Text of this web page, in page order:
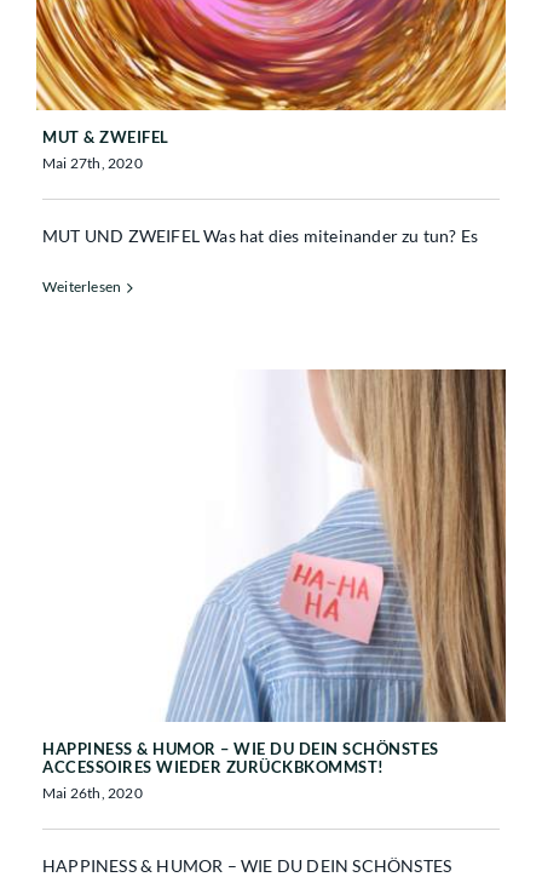
MUT & ZWEIFEL
Mai 27th, 2020
MUT UND ZWEIFEL Was hat dies miteinander zu tun? Es
Weiterlesen
HAPPINESS & HUMOR – WIE DU DEIN
SCHÖNSTES ACCESSOIRES WIEDER
ZURÜCKBKOMMST!
HAPPINESS & HUMOR – WIE DU DEIN SCHÖNSTES
ACCESSOIRES WIEDER ZURÜCKBKOMMST!
Mai 26th, 2020
HAPPINESS & HUMOR – WIE DU DEIN SCHÖNSTES